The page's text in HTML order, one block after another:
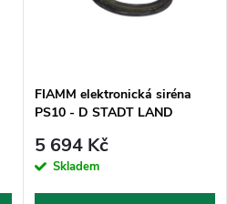
FIAMM elektronická siréna
PS10 - D STADT LAND
5 694 Kč
Skladem